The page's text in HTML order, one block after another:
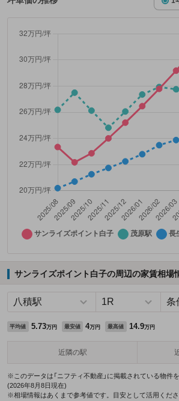
サンライズポイント白子の周辺の家賃相場
平均値 5.73万円 最安値 4万円 最高値 14.9万円
近隣の駅
※このデータは「ニフティ不動産」に掲載されている物件
(2026年8月8日現在)
※相場情報はあくまで参考値です。目安として活用くださ